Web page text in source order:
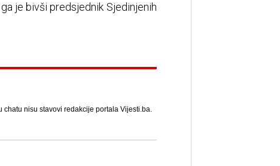
je bivši predsjednik Sjedinjenih
nisu stavovi redakcije portala Vijesti.ba.